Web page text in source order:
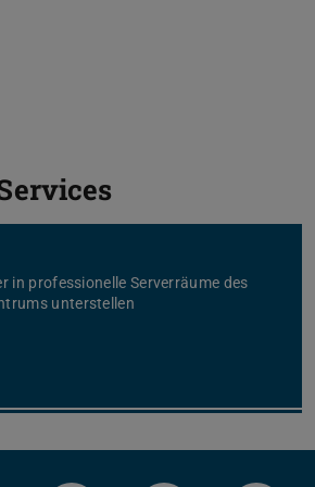
in professionelle Serverräume des
unterstellen